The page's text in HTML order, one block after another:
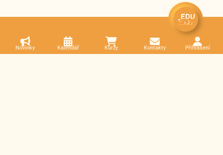
Novinky Kalendář Kurzy Kontakty Přihlášení